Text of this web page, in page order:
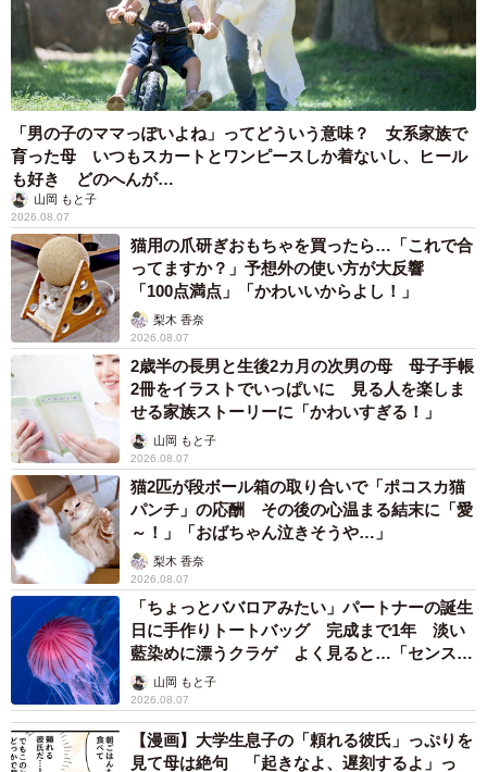
「男の子のママっぽいよね」ってどういう意味？ 女系家族で
育った母 いつもスカートとワンピースしか着ないし、ヒール
も好き どのへんが…
山岡 もと子
2026.08.07
猫用の爪研ぎおもちゃを買ったら…「これで合
ってますか？」予想外の使い方が大反響
「100点満点」「かわいいからよし！」
梨木 香奈
2026.08.07
2歳半の長男と生後2カ月の次男の母 母子手帳
2冊をイラストでいっぱいに 見る人を楽しま
せる家族ストーリーに「かわいすぎる！」
山岡 もと子
2026.08.07
猫2匹が段ボール箱の取り合いで「ポコスカ猫
パンチ」の応酬 その後の心温まる結末に「愛
～！」「おばちゃん泣きそうや…」
梨木 香奈
2026.08.07
「ちょっとババロアみたい」パートナーの誕生
日に手作りトートバッグ 完成まで1年 淡い
藍染めに漂うクラゲ よく見ると…「センスす
ごい」山岡 もと子
2026.08.07
【漫画】大学生息子の「頼れる彼氏」っぷりを
見て母は絶句 「起きなよ、遅刻するよ」っ